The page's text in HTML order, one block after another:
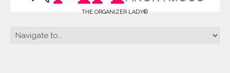
THE ORGANIZER LADY®